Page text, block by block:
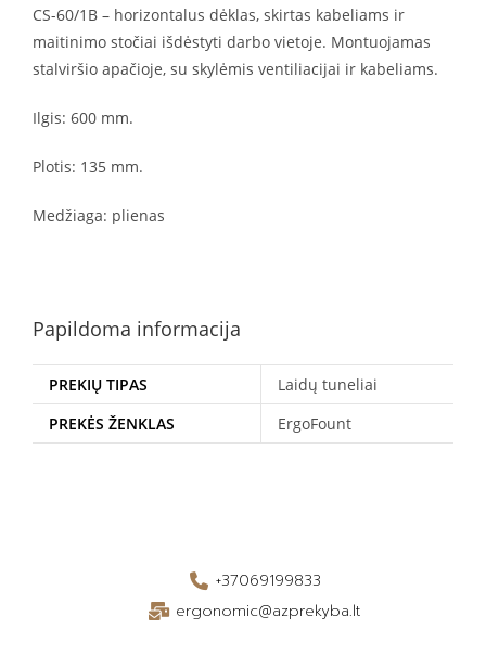
CS-60/1B – horizontalus dėklas, skirtas kabeliams ir
maitinimo stočiai išdėstyti darbo vietoje. Montuojamas
stalviršio apačioje, su skylėmis ventiliacijai ir kabeliams.
Ilgis: 600 mm.
Plotis: 135 mm.
Medžiaga: plienas
Papildoma informacija
PREKIŲ TIPAS
Laidų tuneliai
PREKĖS ŽENKLAS
ErgoFount
+37069199833
ergonomic@azprekyba.lt